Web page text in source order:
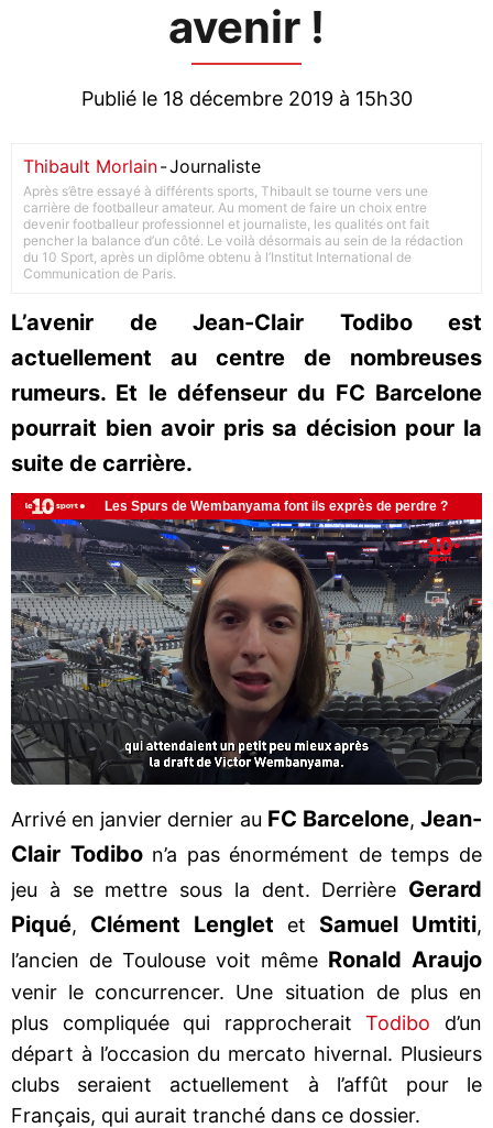
avenir !
Publié le 18 décembre 2019 à 15h30
Thibault Morlain-Journaliste
Après s’être essayé à différents sports, Thibault se tourne vers une
carrière de footballeur amateur. Au moment de faire un choix entre
devenir footballeur professionnel et journaliste, les qualités ont fait
pencher la balance d’un côté. Le voilà désormais au sein de la rédaction
du 10 Sport, après un diplôme obtenu à l’Institut International de
Communication de Paris.
L’avenir de Jean-Clair Todibo est
actuellement au centre de nombreuses
rumeurs. Et le défenseur du FC Barcelone
pourrait bien avoir pris sa décision pour la
suite de carrière.
Arrivé en janvier dernier au FC Barcelone,Jean-
Clair Todibon’a pas énormément de temps de
jeu à se mettre sous la dent. Derrière Gerard
Piqué, Clément Lenglet et Samuel Umtiti,
l’ancien de Toulouse voit même Ronald Araujo
venir le concurrencer. Une situation de plus en
plus compliquée qui rapprocheraitTodibo d’un
départ à l’occasion du mercato hivernal. Plusieurs
clubs seraient actuellement à l’affût pour le
Français, qui aurait tranché dans ce dossier.